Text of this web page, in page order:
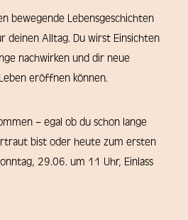
bewegende Lebensgeschichten
deinen Alltag. Du wirst Einsichten
nachwirken und dir neue
eröffnen können.
– egal ob du schon lange
bist oder heute zum ersten
29.06. um 11 Uhr, Einlass